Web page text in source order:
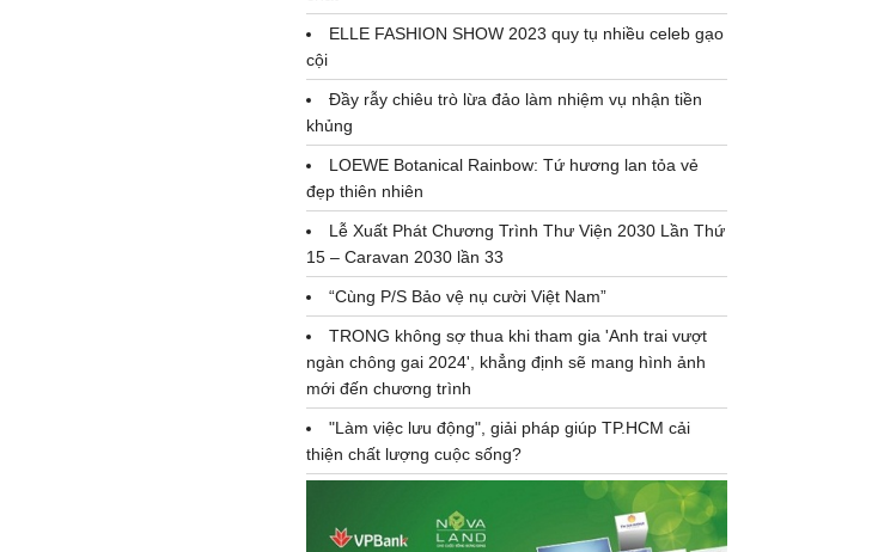
ELLE FASHION SHOW 2023 quy tụ nhiều celeb gạo
cội
Đầy rẫy chiêu trò lừa đảo làm nhiệm vụ nhận tiền
khủng
LOEWE Botanical Rainbow: Tứ hương lan tỏa vẻ
đẹp thiên nhiên
Lễ Xuất Phát Chương Trình Thư Viện 2030 Lần Thứ
15 – Caravan 2030 lần 33
“Cùng P/S Bảo vệ nụ cười Việt Nam”
TRONG không sợ thua khi tham gia 'Anh trai vượt
ngàn chông gai 2024', khẳng định sẽ mang hình ảnh
mới đến chương trình
"Làm việc lưu động", giải pháp giúp TP.HCM cải
thiện chất lượng cuộc sống?